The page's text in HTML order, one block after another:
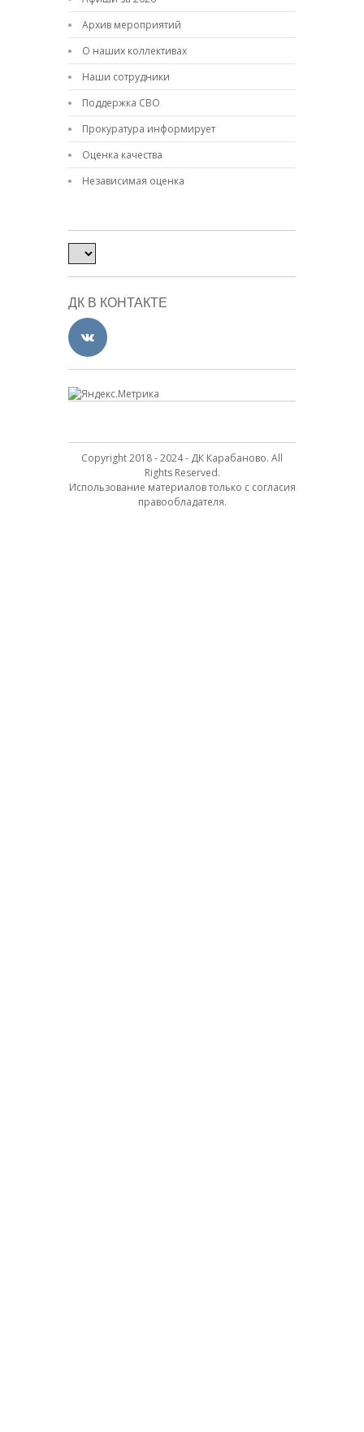
Архив мероприятий
О наших коллективах
Наши сотрудники
Поддержка СВО
Прокуратура информирует
Оценка качества
Независимая оценка
ДК В КОНТАКТЕ
Copyright 2018 - 2024 - ДК Карабаново. All
Rights Reserved.
Использование материалов только с согласия
правообладателя.